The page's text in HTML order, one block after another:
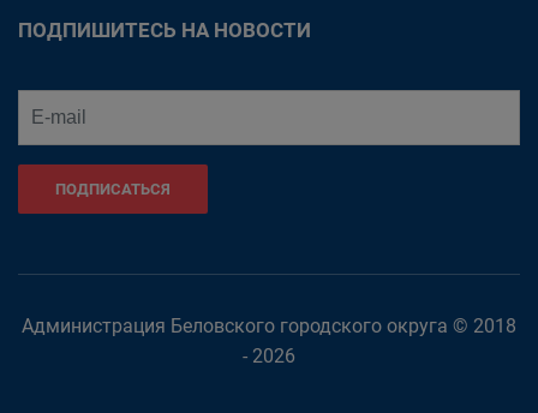
ПОДПИШИТЕСЬ НА НОВОСТИ
ПОДПИСАТЬСЯ
Администрация Беловского городского округа © 2018
- 2026